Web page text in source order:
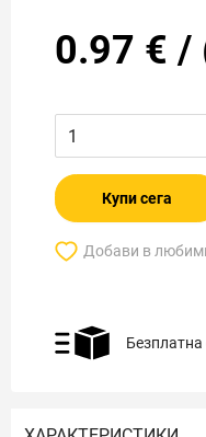
0.97 € /
Купи сега
Добави в
Безплатна